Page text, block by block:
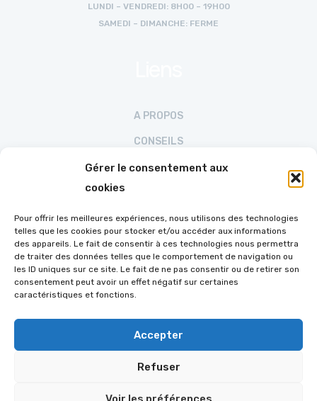
Gérer le consentement aux
cookies
Pour offrir les meilleures expériences, nous utilisons des technologies
telles que les cookies pour stocker et/ou accéder aux informations
des appareils. Le fait de consentir à ces technologies nous permettra
de traiter des données telles que le comportement de navigation ou
les ID uniques sur ce site. Le fait de ne pas consentir ou de retirer son
consentement peut avoir un effet négatif sur certaines
caractéristiques et fonctions.
Accepter
Refuser
LUNDI – VENDREDI: 8H00 – 19H00
SAMEDI – DIMANCHE: FERME
A PROPOS
CONSEILS
RÉALISATIONS
POLITIQUE DE CONFIDENTIALITÉ
POLITIQUE DE COOKIES (UE)
Suivez-nous sur FaceBook